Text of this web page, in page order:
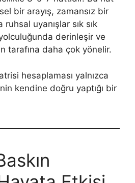
bir arayış, zamansız bir
uyanışlar sık sık
derinleşir ve
tarafına daha çok yönelir.
hesaplaması yalnızca
kendine doğru yaptığı bir